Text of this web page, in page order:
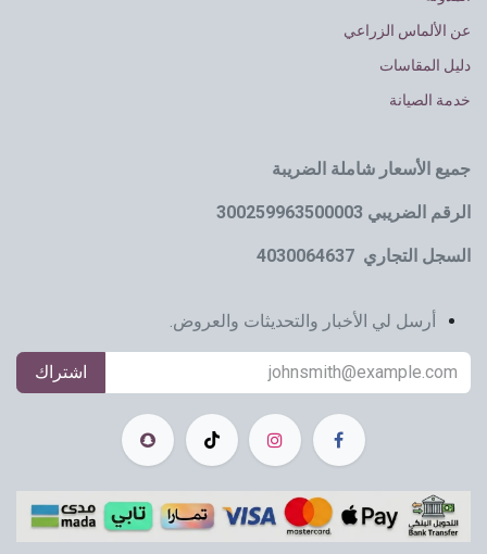
عن الألماس الزراعي
دليل المقاسات
خدمة الصيانة
جميع الأسعار شاملة الضريبة
الرقم الضريبي 300259963500003
السجل التجاري 4030064637
أرسل لي الأخبار والتحديثات والعروض.
اشتراك